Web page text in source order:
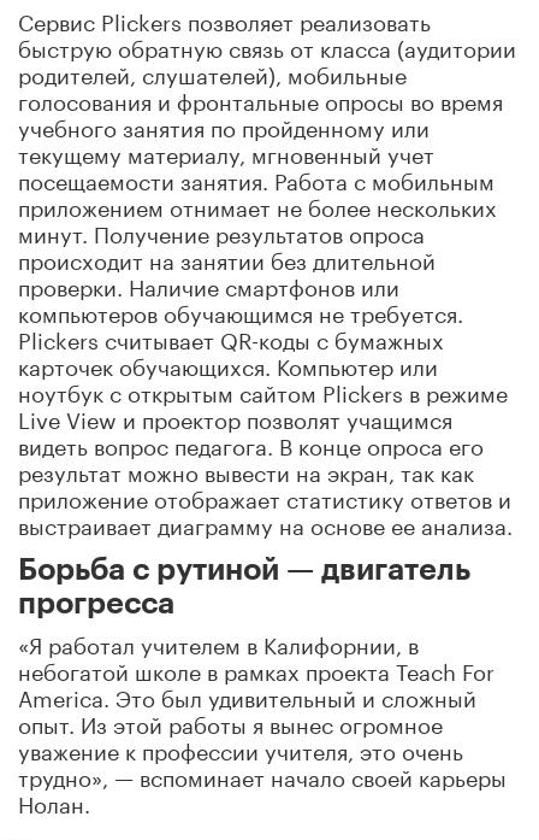
Сервис Plickers позволяет реализовать
быструю обратную связь от класса (аудитории
родителей, слушателей), мобильные
голосования и фронтальные опросы во время
учебного занятия по пройденному или
текущему материалу, мгновенный учет
посещаемости занятия. Работа с мобильным
приложением отнимает не более нескольких
минут. Получение результатов опроса
происходит на занятии без длительной
проверки. Наличие смартфонов или
компьютеров обучающимся не требуется.
Plickers считывает QR-коды с бумажных
карточек обучающихся. Компьютер или
ноутбук с открытым сайтом Plickers в режиме
Live View и проектор позволят учащимся
видеть вопрос педагога. В конце опроса его
результат можно вывести на экран, так как
приложение отображает статистику ответов и
выстраивает диаграмму на основе ее анализа.
Борьба с рутиной — двигатель
прогресса
«Я работал учителем в Калифорнии, в
небогатой школе в рамках проекта Teach For
America. Это был удивительный и сложный
опыт. Из этой работы я вынес огромное
уважение к профессии учителя, это очень
трудно», — вспоминает начало своей карьеры
Нолан.